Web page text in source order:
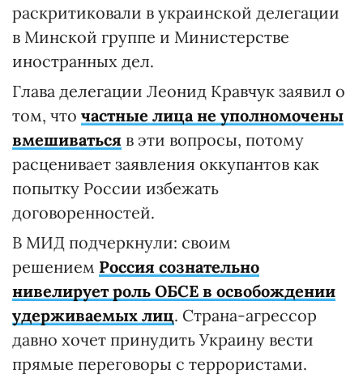
раскритиковали в украинской делегации
в Минской группе и Министерстве
иностранных дел.
Глава делегации Леонид Кравчук заявил о
том, что частные лица не уполномочены
вмешиваться в эти вопросы, потому
расценивает заявления оккупантов как
попытку России избежать
договоренностей.
В МИД подчеркнули: своим
решением Россия сознательно
нивелирует роль ОБСЕ в освобождении
удерживаемых лиц. Страна-агрессор
давно хочет принудить Украину вести
прямые переговоры с террористами.